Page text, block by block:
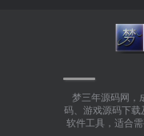
梦三年源码网，
码、游戏源码下
软件工具，适合